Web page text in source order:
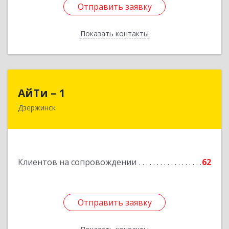
Отправить заявку
Показать контакты
Отправить заявку
Назад
АйТи – 1
Дзержинск
Клиентов на сопровождении 62
Отправить заявку
606015, Нижегородская обл, Дзержинск г,
Отправить заявку